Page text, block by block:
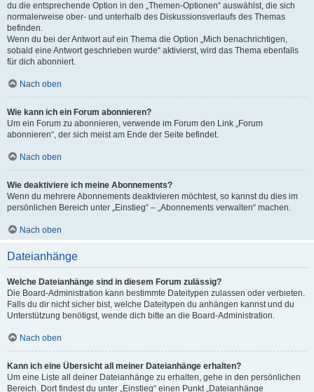
du die entsprechende Option in den „Themen-Optionen“ auswählst, die sich
normalerweise ober- und unterhalb des Diskussionsverlaufs des Themas
befinden.
Wenn du bei der Antwort auf ein Thema die Option „Mich benachrichtigen,
sobald eine Antwort geschrieben wurde“ aktivierst, wird das Thema ebenfalls
für dich abonniert.
Nach oben
Wie kann ich ein Forum abonnieren?
Um ein Forum zu abonnieren, verwende im Forum den Link „Forum
abonnieren“, der sich meist am Ende der Seite befindet.
Nach oben
Wie deaktiviere ich meine Abonnements?
Wenn du mehrere Abonnements deaktivieren möchtest, so kannst du dies im
persönlichen Bereich unter „Einstieg“ – „Abonnements verwalten“ machen.
Nach oben
Dateianhänge
Welche Dateianhänge sind in diesem Forum zulässig?
Die Board-Administration kann bestimmte Dateitypen zulassen oder verbieten.
Falls du dir nicht sicher bist, welche Dateitypen du anhängen kannst und du
Unterstützung benötigst, wende dich bitte an die Board-Administration.
Nach oben
Kann ich eine Übersicht all meiner Dateianhänge erhalten?
Um eine Liste all deiner Dateianhänge zu erhalten, gehe in den persönlichen
Bereich. Dort findest du unter „Einstieg“ einen Punkt „Dateianhänge